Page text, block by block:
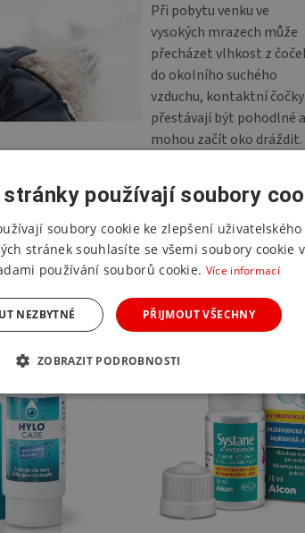
Při pobytu venku ve
vysokých mrazech může
přecházet vlhkost z
do okolního suchého
vzduchu, kontaktní čočky
přestávají být pohodlné a
mohou začít oko dráždit.
pravidelně používat
používají soubory
soubory cookie ke zlepšení
stránek souhlasíte se všemi soubory cookie
používání souborů cookie. Více informací
PŘIJMOUT VŠECHNY
NEZBYTNÉ
ZOBRAZIT PODROBNOSTI